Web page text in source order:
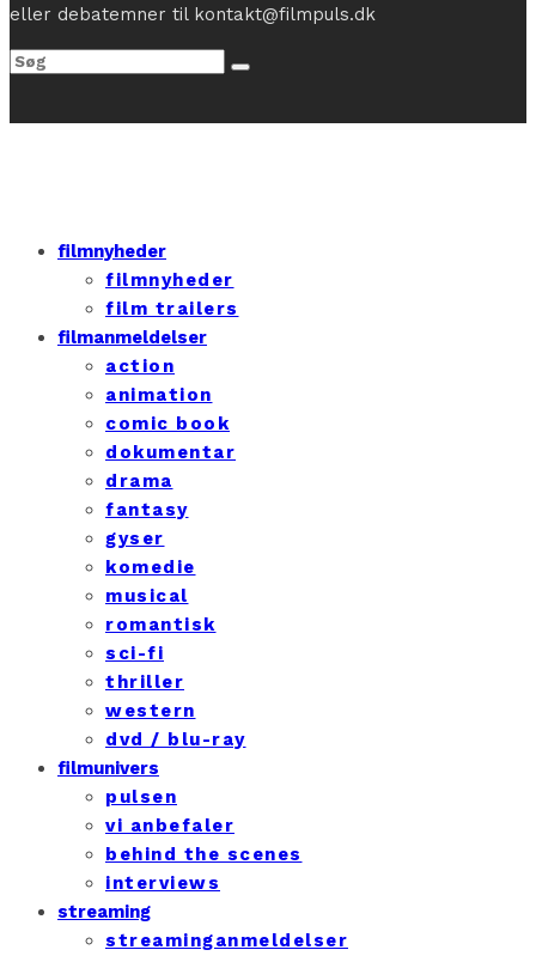
eller debatemner til kontakt@filmpuls.dk
filmnyheder
filmnyheder
film trailers
filmanmeldelser
action
animation
comic book
dokumentar
drama
fantasy
gyser
komedie
musical
romantisk
sci-fi
thriller
western
dvd / blu-ray
filmunivers
pulsen
vi anbefaler
behind the scenes
interviews
streaming
streaminganmeldelser